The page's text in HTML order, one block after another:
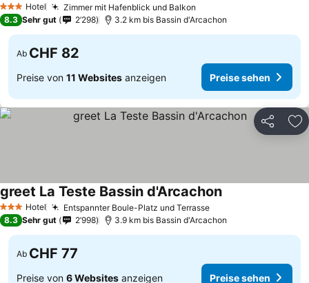
3 SterneHotel Zimmer mit Hafenblick und Balkon
8.3 Sehr gut 2’298 3.2 km bis Bassin d'Arcachon
Ab CHF 82
Preise von 11 Websites anzeigen Preise sehen
Teilen
3 SterneHotel Entspannter Boule-Platz und TerrassePreise sehen
greet La Teste Bassin d'ArcachonPreise sehen
8.3 Sehr gut 2’998 3.9 km bis Bassin d'Arcachon
Ab CHF 77
Preise von 6 Websites anzeigen Preise sehen